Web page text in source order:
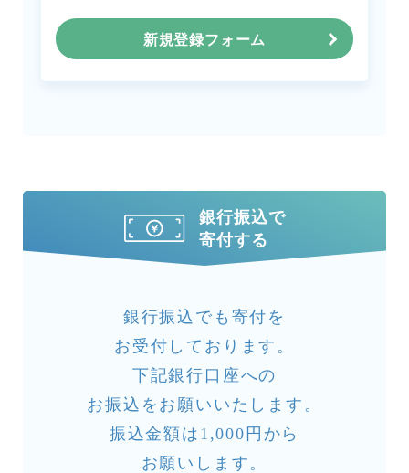
新規登録フォーム
銀行振込で
寄付する
銀行振込でも寄付を
お受付しております。
下記銀行口座への
お振込をお願いいたします。
振込金額は1,000円から
お願いします。